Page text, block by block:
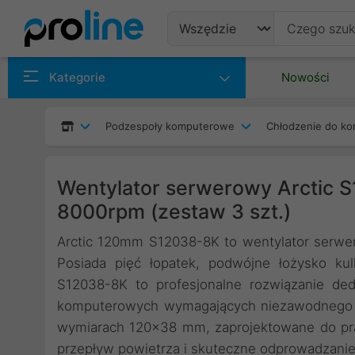
Kategorie Nowości
Podzespoły komputerowe Chłodzenie do
Wentylator serwerowy Arctic
8000rpm (zestaw 3 szt.)
Arctic 120mm S12038-8K to wentylator
Posiada pięć łopatek, podwójne łożysko
S12038-8K to profesjonalne rozwiązanie
komputerowych wymagających
wymiarach 120x38 mm, zaprojektowane do
przepływ powietrza i skuteczne